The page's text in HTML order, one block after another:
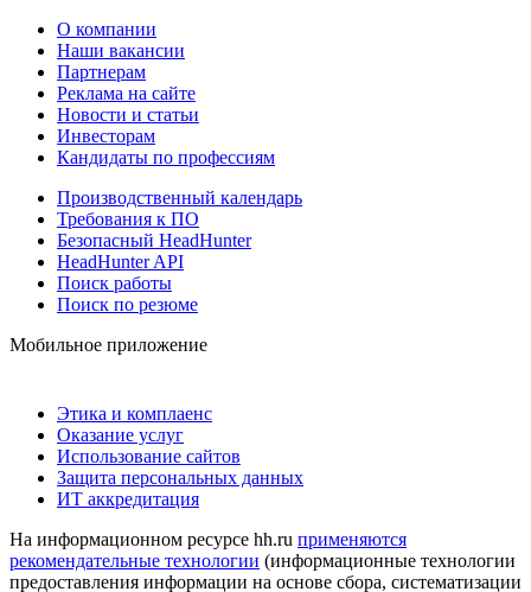
О компании
Наши вакансии
Партнерам
Реклама на сайте
Новости и статьи
Инвесторам
Кандидаты по профессиям
Производственный календарь
Требования к ПО
Безопасный HeadHunter
HeadHunter API
Поиск работы
Поиск по резюме
Мобильное приложение
Этика и комплаенс
Оказание услуг
Использование сайтов
Защита персональных данных
ИТ аккредитация
На информационном ресурсе hh.ru применяются
рекомендательные технологии (информационные технологии
предоставления информации на основе сбора, систематизации